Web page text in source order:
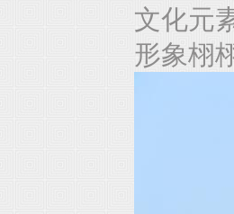
文化元
形象栩